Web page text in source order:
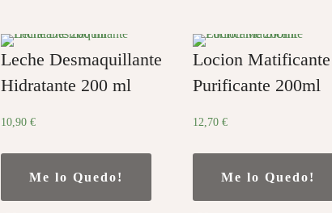
Leche Desmaquillante
Hidratante 200 ml
10,90 €
Me lo Quedo!
Locion Matificante
Purificante 200ml
12,70 €
Me lo Quedo!